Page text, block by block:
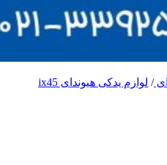
/ لوازم یدکی هیوندای ix45